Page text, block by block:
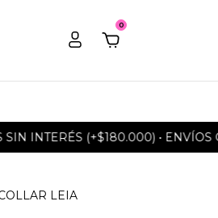
0
INTERÉS (+$180.000) • ENVÍOS
LEIA